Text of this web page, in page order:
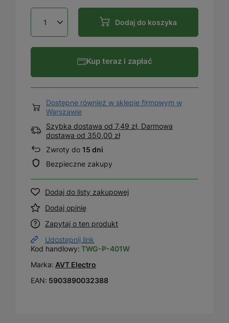
Dodaj do koszyka
Kup teraz i zapłać
Dostępne również w sklepie firmowym w
Warszawie
Szybka dostawa od 7,49 zł, Darmowa
dostawa od 350,00 zł
Zwroty do 15 dni
Bezpieczne zakupy
Dodaj do listy zakupowej
Dodaj opinię
Zapytaj o ten produkt
Udostępnij link
Kod handlowy: TWG-P-401W
Marka: AVT Electro
EAN: 5903890032388